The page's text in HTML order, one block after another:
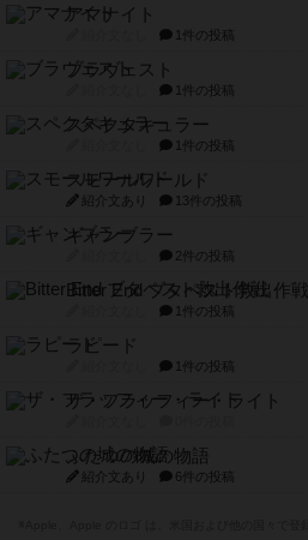
アマナイト
1件の投稿
ブラヴェスト
1件の投稿
スペクタキュラー
1件の投稿
スモールワールド
紹介文あり 13件の投稿
ギャンブラー
2件の投稿
Bitter End ブタペスト救出作戦
1件の投稿
ラピード
1件の投稿
ザ・フラッフィー・ライト
ふたつの城の物語
紹介文あり 6件の投稿